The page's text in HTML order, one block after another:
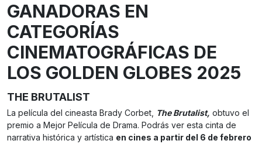
GANADORAS EN
CATEGORÍAS
CINEMATOGRÁFICAS DE
LOS GOLDEN GLOBES 2025
THE BRUTALIST
La película del cineasta Brady Corbet, The Brutalist, obtuvo el
premio a Mejor Película de Drama. Podrás ver esta cinta de
narrativa histórica y artística en cines a partir del 6 de febrero